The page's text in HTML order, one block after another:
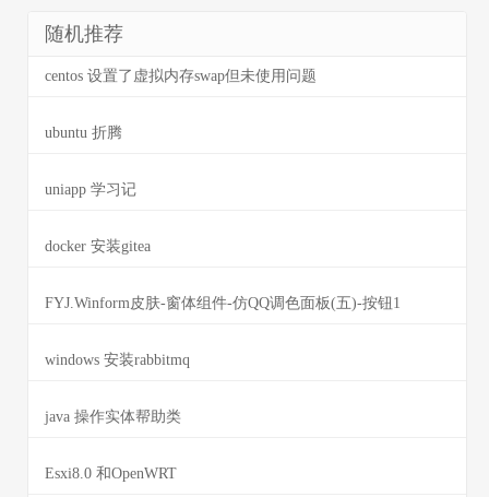
随机推荐
centos 设置了虚拟内存swap但未使用问题
ubuntu 折腾
uniapp 学习记
docker 安装gitea
FYJ.Winform皮肤-窗体组件-仿QQ调色面板(五)-按钮1
windows 安装rabbitmq
java 操作实体帮助类
Esxi8.0 和OpenWRT